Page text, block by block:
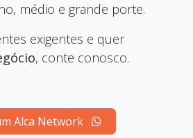
médio e grande porte.
exigentes e quer
, conte conosco.
Alca Network